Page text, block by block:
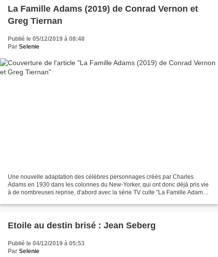
La Famille Adams (2019) de Conrad Vernon et
Greg Tiernan
Publié le 05/12/2019 à 08:48
Par Selenie
Une nouvelle adaptation des célèbres personnages créés par Charles
Adams en 1930 dans les colonnes du New-Yorker, qui ont donc déjà pris vie
à de nombreuses reprise, d'abord avec la série TV culte "La Famille Adams"
Etoile au destin brisé : Jean Seberg
Publié le 04/12/2019 à 05:53
Par Selenie